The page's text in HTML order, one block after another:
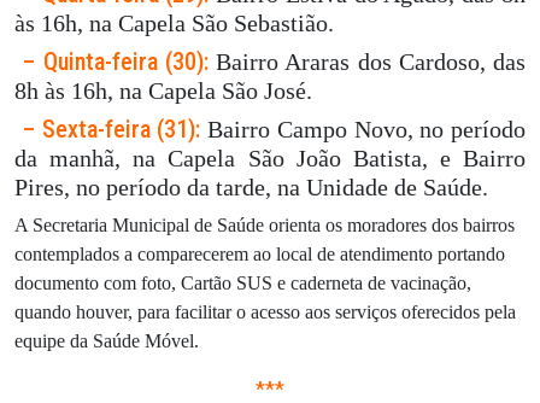
às 16h, na Capela São Sebastião.
– Quinta-feira (30):Bairro Araras dos Cardoso, das
8h às 16h, na Capela São José.
– Sexta-feira (31): Bairro Campo Novo, no período
da manhã, na Capela São João Batista, e Bairro
Pires, no período da tarde, na Unidade de Saúde.
A Secretaria Municipal de Saúde orienta os moradores dos bairros
contemplados a comparecerem ao local de atendimento portando
documento com foto, Cartão SUS e caderneta de vacinação,
quando houver, para facilitar o acesso aos serviços oferecidos pela
equipe da Saúde Móvel.
***